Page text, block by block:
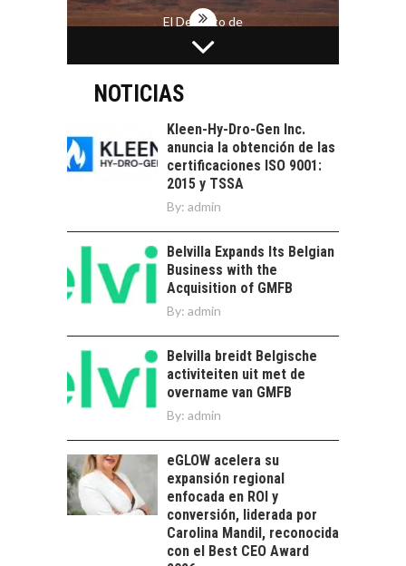
El Desierto de
Atacama: Motor
Estratégico para el
LA INDUSTRIA
MINERA CHILENA
FRENTE AL DESAFÍO
SOSTENIBILIDAD
Minería chilena: un
pilar estratégico ante
el reto ineludible de…
CAPITAL DE RIESGO
EN CHILE:
OPORTUNIDADES
PARA STARTUPS Y
NUEVOS NEGOCIOS
Capital de riesgo en
Chile: motor de
innovación para
startups…
LA
TRANSFORMACIÓN
DE LOS RECURSOS
HUMANOS EN LAS
EMPRESAS
CHILENAS
La transformación
estratégica de los
recursos humanos en
las empresas…
FINANCIAMIENTO
PARA PYMES EN
CHILE:
ALTERNATIVAS MÁS
NOTICIAS
Kleen-Hy-Dro-Gen Inc.
anuncia la obtención de las
certificaciones ISO 9001:
2015 y TSSA
By: admin
Belvilla Expands Its Belgian
Business with the
Acquisition of GMFB
By: admin
Belvilla breidt Belgische
activiteiten uit met de
overname van GMFB
By: admin
eGLOW acelera su
expansión regional
enfocada en ROI y
conversión, liderada por
Carolina Mandil, reconocida
con el Best CEO Award